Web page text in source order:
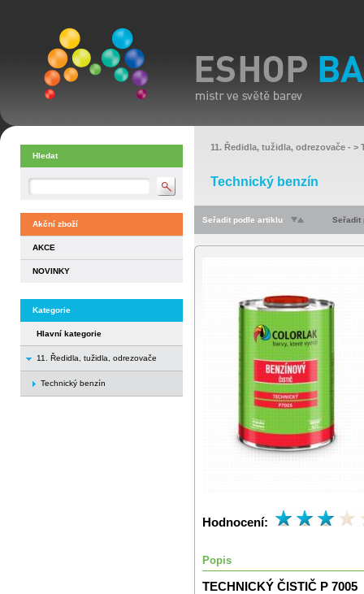
Hledat
Akční zboží
AKCE
NOVINKY
Kategorie
Hlavní kategorie
11. Ředidla, tužidla, odrezovače
Technický benzín
11. Ředidla, tužidla, odrezovače - >
Technický benzín
Seřadit podle artiklu Seřadit
Hodnocení:
Popis
TECHNICKÝ ČISTIČ P 7005